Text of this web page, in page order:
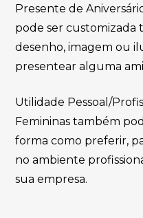
Presente de
pode ser
desenho, imagem ou
presentear alguma
Utilidade Pessoal/
Femininas também
forma como preferir,
no ambiente
sua empresa.